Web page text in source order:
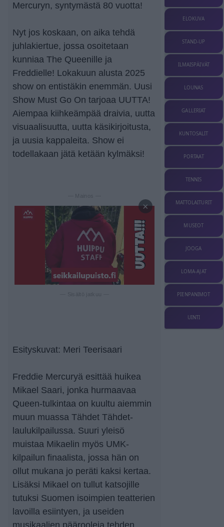
Mercuryn, syntymästä 80 vuotta!
Nyt jos koskaan, on aika tehdä
juhlakiertue, jossa osoitetaan
kunniaa The Queenille ja
Freddielle! Lokakuun alusta 2025
show on entistäkin enemmän. Uusi
Show Must Go On tarjoaa UUTTA!
Aiempaa kiihkeämpää draivia, uutta
visuaalisuutta, uutta käsikirjoitusta,
ja uusia kappaleita. Show ei
todellakaan jätä ketään kylmäksi!
×
Esityskuvat: Meri Teerisaari
Freddie Mercuryä esittää huikea
Mikael Saari, jonka hurmaavaa
Queen-tulkintaa on kuultu aiemmin
muun muassa Tähdet Tähdet-
laulukilpailussa. Suuri yleisö
muistaa Mikaelin myös UMK-
kilpailun finaalista, jossa hän on
ollut mukana jo peräti kaksi kertaa.
Lisäksi Mikael on tullut katsojille
tutuksi Suomen isoimpien teatterien
lavoilla esiintyen, ja useiden
ELOKUVA
STAND-UP
ILMAISPÄIVÄT
LOUNAS
GALLERIAT
KUNTOSALIT
PORTAAT
TENNIS
MATTOLAITURIT
MUSEOT
JOOGA
LOMA-AJAT
PIENPANIMOT
UINTI